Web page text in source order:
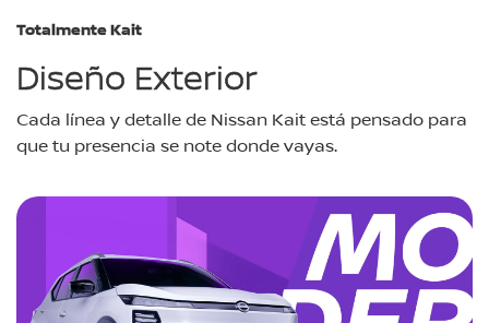
Totalmente Kait
Diseño Exterior
Cada línea y detalle de Nissan Kait está pensado para
que tu presencia se note donde vayas.